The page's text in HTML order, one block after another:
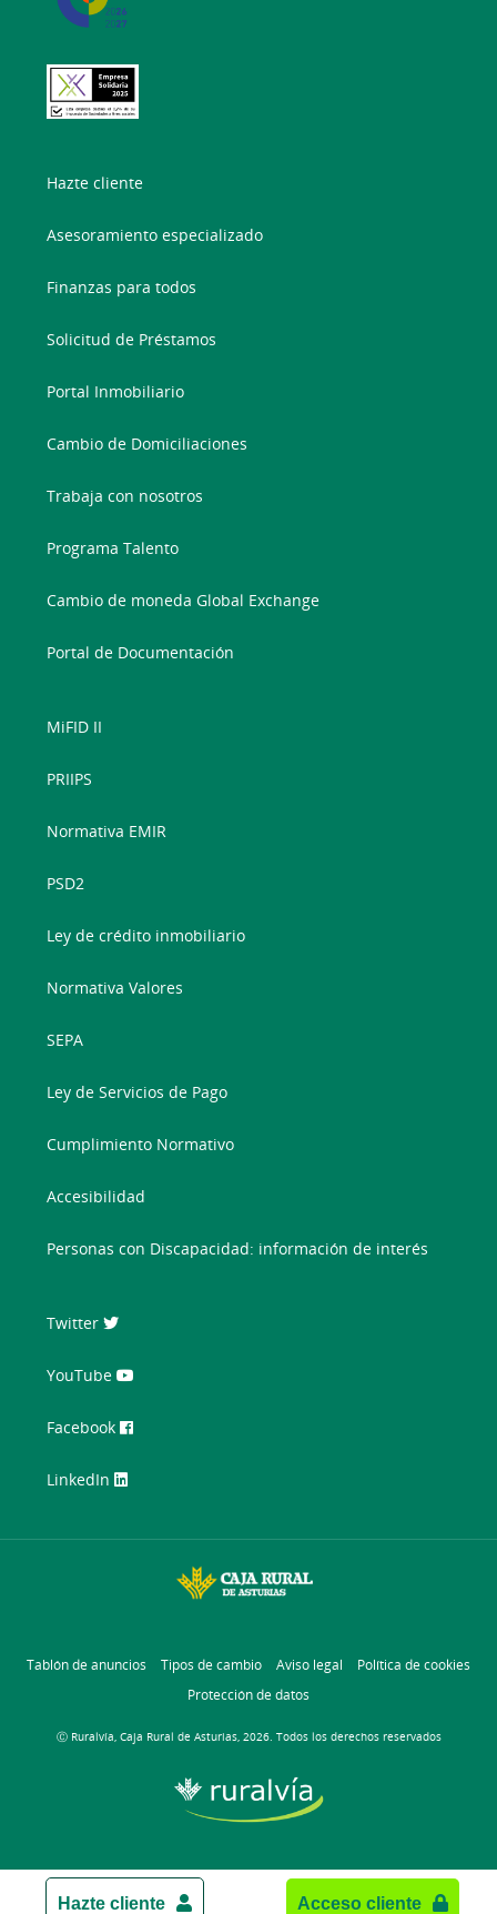
Hazte cliente Acceso cliente
Hazte cliente
Asesoramiento especializado
Finanzas para todos
Solicitud de Préstamos
Portal Inmobiliario
Cambio de Domiciliaciones
Trabaja con nosotros
Programa Talento
Cambio de moneda Global Exchange
Portal de Documentación
MiFID II
PRIIPS
Normativa EMIR
PSD2
Ley de crédito inmobiliario
Normativa Valores
SEPA
Ley de Servicios de Pago
Cumplimiento Normativo
Accesibilidad
Personas con Discapacidad: información de interés
Twitter
YouTube
Facebook
LinkedIn
Tablón de anuncios Tipos de cambio Aviso legal
Política de cookies
Protección de datos
Ⓒ Ruralvía, Caja Rural de Asturias, 2026. Todos los derechos reservados